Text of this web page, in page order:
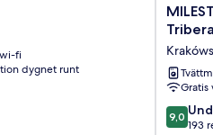
fi
dygnet runt
Krakow
Living
by
Tribera
Krakóws
9.0
av
9,0
193